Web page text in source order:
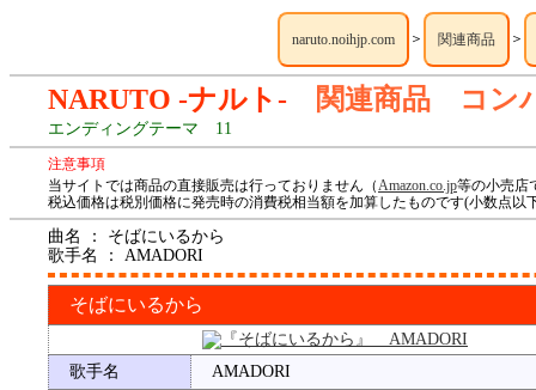
naruto.noihjp.com ＞ 関連商品 ＞
NARUTO -ナルト- 関連商品 コン
エンディングテーマ 11
注意事項
当サイトでは商品の直接販売は行っておりません（Amazon.co.jp等の小売店
税込価格は税別価格に発売時の消費税相当額を加算したものです(小数点以
曲名 ： そばにいるから
歌手名 ： AMADORI
そばにいるから
歌手名
AMADORI